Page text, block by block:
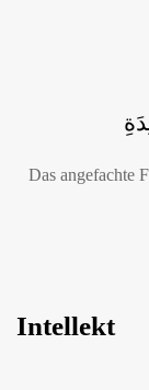
Das angefachte
Intellekt